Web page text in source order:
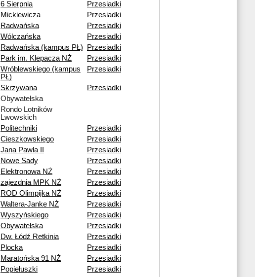
6 Sierpnia
Przesiadki
Mickiewicza
Przesiadki
Radwańska
Przesiadki
Wólczańska
Przesiadki
Radwańska (kampus PŁ)
Przesiadki
Park im. Klepacza NŻ
Przesiadki
Wróblewskiego (kampus
PŁ)
Przesiadki
Skrzywana
Przesiadki
Obywatelska
Rondo Lotników
Lwowskich
Politechniki
Przesiadki
Cieszkowskiego
Przesiadki
Jana Pawła II
Przesiadki
Nowe Sady
Przesiadki
Elektronowa NŻ
Przesiadki
zajezdnia MPK NŻ
Przesiadki
ROD Olimpijka NŻ
Przesiadki
Waltera-Janke NŻ
Przesiadki
Wyszyńskiego
Przesiadki
Obywatelska
Przesiadki
Dw. Łódź Retkinia
Przesiadki
Plocka
Przesiadki
Maratońska 91 NŻ
Przesiadki
Popiełuszki
Przesiadki